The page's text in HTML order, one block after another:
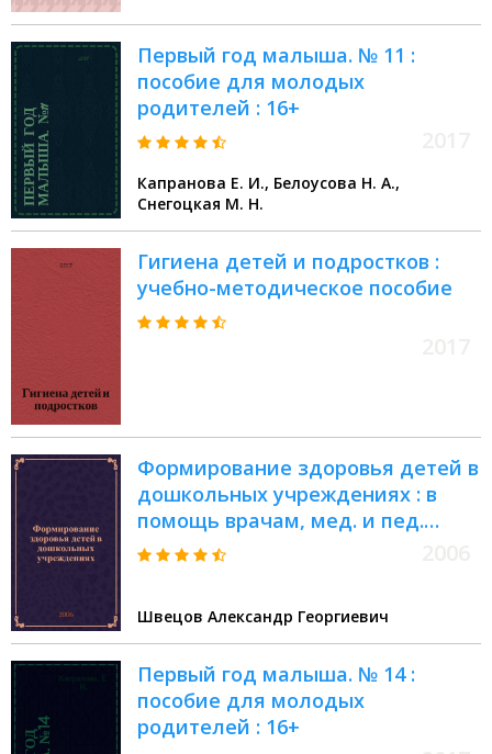
Первый год малыша. № 11 :
пособие для молодых
родителей : 16+
Капранова Е. И., Белоусова Н. А.,
Снегоцкая М. Н.
Гигиена детей и подростков :
учебно-методическое пособие
Формирование здоровья детей в
дошкольных учреждениях : в
помощь врачам, мед. и пед.
работникам дошк. учреждений
Швецов Александр Георгиевич
Первый год малыша. № 14 :
пособие для молодых
родителей : 16+